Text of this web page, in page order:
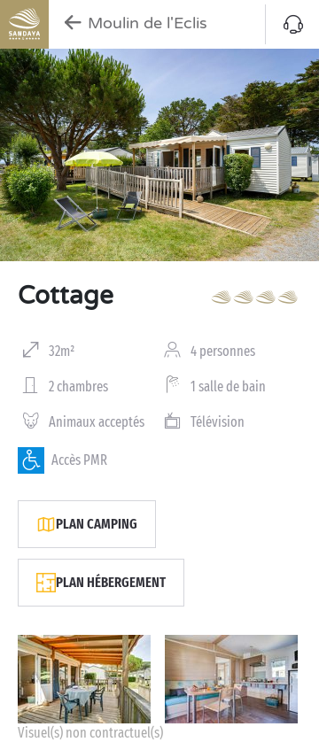
Moulin de l'Eclis
Cottage
32m² 4 personnes
2 chambres 1 salle de bain
Animaux acceptés Télévision
Accès PMR
PLAN CAMPING
PLAN HÉBERGEMENT
Visuel(s) non contractuel(s)